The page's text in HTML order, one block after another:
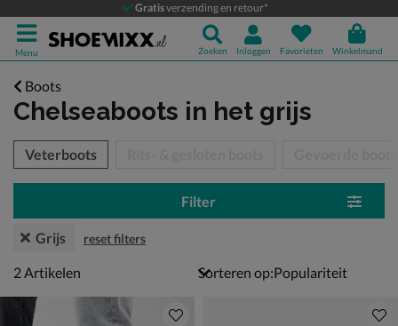
Gratisverzending en retour*
Menu Zoeken Inloggen Favorieten Winkelmand
Boots
Chelseaboots in het grijs
over
Veterboots
Filter
Grijs reset filters
2 artikelen
2Artikelen Sorteren op: